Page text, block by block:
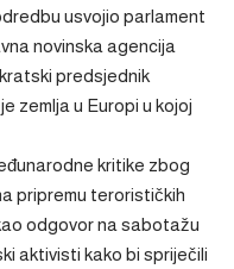
usvojio parlament
novinska agencija
predsjednik
zemlja u Europi u kojoj
kritike zbog
pripremu terorističkih
odgovor na sabotažu
aktivisti kako bi spriječili